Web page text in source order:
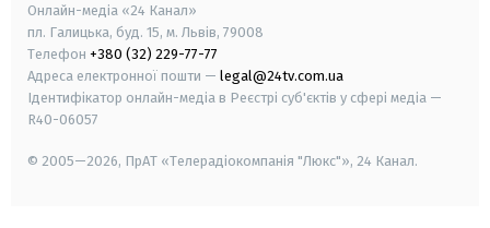
Онлайн-медіа «24 Канал»
пл. Галицька, буд. 15, м. Львів, 79008
Телефон +380 (32) 229-77-77
Адреса електронної пошти — legal@24tv.com.ua
Ідентифікатор онлайн-медіа в Реєстрі суб'єктів у сфері медіа —
R40-06057
© 2005—2026, ПрАТ «Телерадіокомпанія "Люкс"», 24 Канал.